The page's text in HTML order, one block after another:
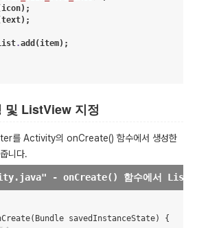
.add(item);
및 ListView 지정
를 Activity의 onCreate() 함수에서 생성한
니다.
Bundle savedInstanceState) {